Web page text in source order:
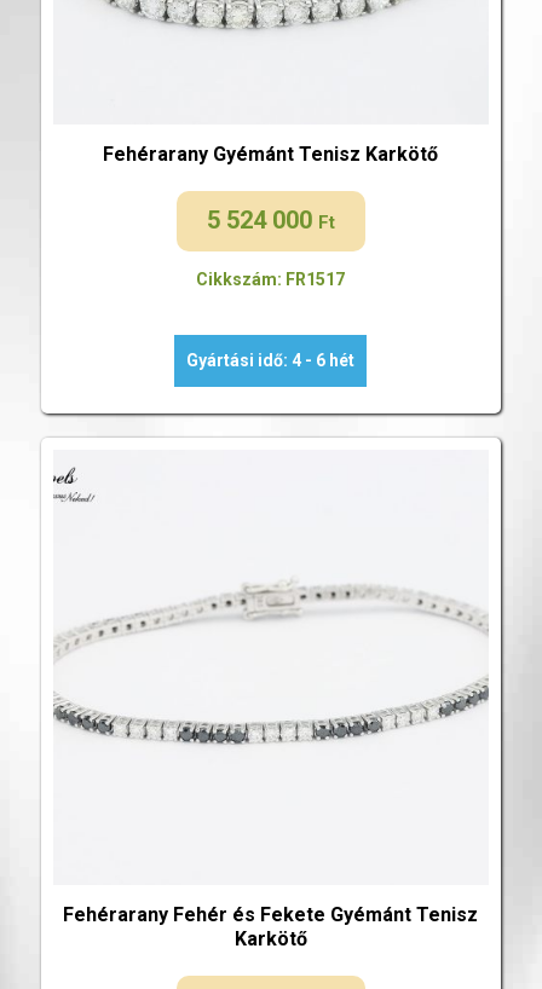
Fehérarany Gyémánt Tenisz Karkötő
5 524 000 Ft
Cikkszám: FR1517
Gyártási idő: 4 - 6 hét
Fehérarany Fehér és Fekete Gyémánt Tenisz
Karkötő